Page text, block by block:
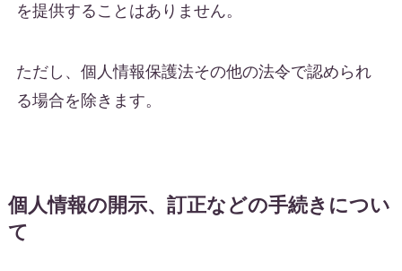
を提供することはありません。
ただし、個人情報保護法その他の法令で認められ
る場合を除きます。
個人情報の開示、訂正などの手続きについ
て